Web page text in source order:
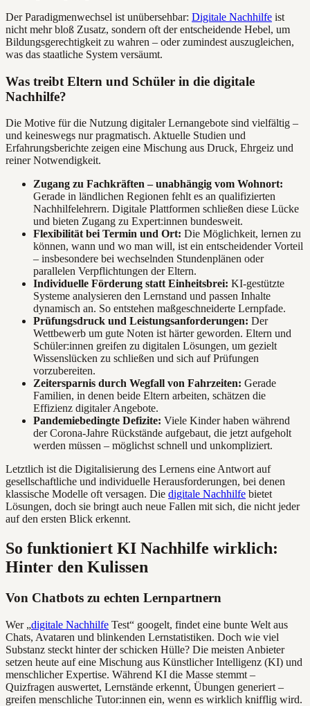
Der Paradigmenwechsel ist unübersehbar: Digitale Nachhilfe ist
nicht mehr bloß Zusatz, sondern oft der entscheidende Hebel, um
Bildungsgerechtigkeit zu wahren – oder zumindest auszugleichen,
was das staatliche System versäumt.
Was treibt Eltern und Schüler in die digitale
Nachhilfe?
Die Motive für die Nutzung digitaler Lernangebote sind vielfältig –
und keineswegs nur pragmatisch. Aktuelle Studien und
Erfahrungsberichte zeigen eine Mischung aus Druck, Ehrgeiz und
reiner Notwendigkeit.
Zugang zu Fachkräften – unabhängig vom Wohnort:
Gerade in ländlichen Regionen fehlt es an qualifizierten
Nachhilfelehrern. Digitale Plattformen schließen diese Lücke
und bieten Zugang zu Expert:innen bundesweit.
Flexibilität bei Termin und Ort: Die Möglichkeit, lernen zu
können, wann und wo man will, ist ein entscheidender Vorteil
– insbesondere bei wechselnden Stundenplänen oder
parallelen Verpflichtungen der Eltern.
Individuelle Förderung statt Einheitsbrei: KI-gestützte
Systeme analysieren den Lernstand und passen Inhalte
dynamisch an. So entstehen maßgeschneiderte Lernpfade.
Prüfungsdruck und Leistungsanforderungen: Der
Wettbewerb um gute Noten ist härter geworden. Eltern und
Schüler:innen greifen zu digitalen Lösungen, um gezielt
Wissenslücken zu schließen und sich auf Prüfungen
vorzubereiten.
Zeitersparnis durch Wegfall von Fahrzeiten: Gerade
Familien, in denen beide Eltern arbeiten, schätzen die
Effizienz digitaler Angebote.
Pandemiebedingte Defizite: Viele Kinder haben während
der Corona-Jahre Rückstände aufgebaut, die jetzt aufgeholt
werden müssen – möglichst schnell und unkompliziert.
Letztlich ist die Digitalisierung des Lernens eine Antwort auf
gesellschaftliche und individuelle Herausforderungen, bei denen
klassische Modelle oft versagen. Die digitale Nachhilfe bietet
Lösungen, doch sie bringt auch neue Fallen mit sich, die nicht jeder
auf den ersten Blick erkennt.
So funktioniert KI Nachhilfe wirklich:
Hinter den Kulissen
Von Chatbots zu echten Lernpartnern
Wer „digitale Nachhilfe Test“ googelt, findet eine bunte Welt aus
Chats, Avataren und blinkenden Lernstatistiken. Doch wie viel
Substanz steckt hinter der schicken Hülle? Die meisten Anbieter
setzen heute auf eine Mischung aus Künstlicher Intelligenz (KI) und
menschlicher Expertise. Während KI die Masse stemmt –
Quizfragen auswertet, Lernstände erkennt, Übungen generiert –
greifen menschliche Tutor:innen ein, wenn es wirklich knifflig wird.